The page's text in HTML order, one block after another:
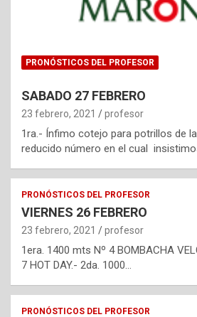
PRONÓSTICOS DEL PROFESOR
SABADO 27 FEBRERO
23 febrero, 2021 profesor
1ra.- Ínfimo cotejo para potrillos de
reducido número en el cual
PRONÓSTICOS DEL PROFESOR
VIERNES 26 FEBRERO
23 febrero, 2021 profesor
1era. 1400 mts Nº 4 BOMBACHA
7 HOT DAY.- 2da. 1000…
PRONÓSTICOS DEL PROFESOR